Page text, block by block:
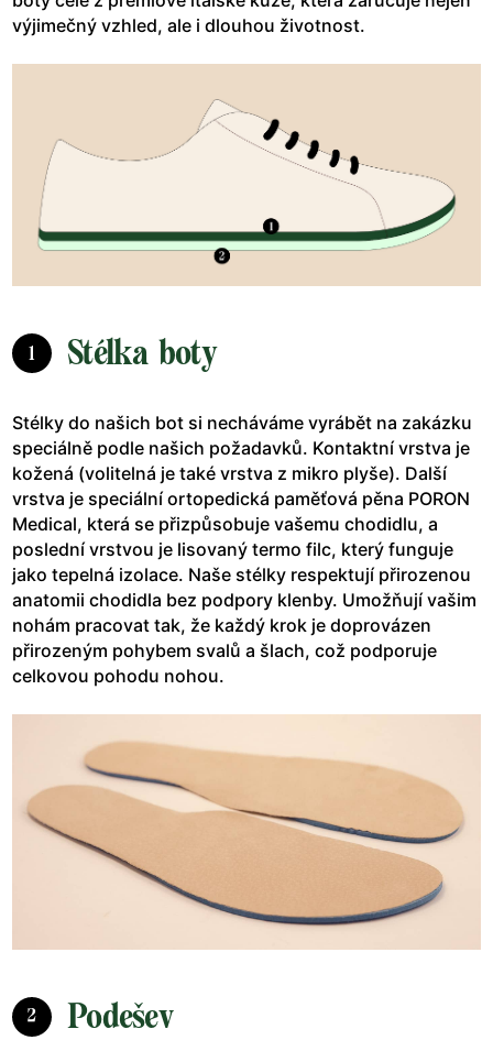
výjimečný vzhled, ale i dlouhou životnost.
1 Stélka boty
Stélky do našich bot si necháváme vyrábět na zakázku
speciálně podle našich požadavků. Kontaktní vrstva je
kožená (volitelná je také vrstva z mikro plyše). Další
vrstva je speciální ortopedická paměťová pěna PORON
Medical, která se přizpůsobuje vašemu chodidlu, a
poslední vrstvou je lisovaný termo filc, který funguje
jako tepelná izolace. Naše stélky respektují přirozenou
anatomii chodidla bez podpory klenby. Umožňují vašim
nohám pracovat tak, že každý krok je doprovázen
přirozeným pohybem svalů a šlach, což podporuje
celkovou pohodu nohou.
2 Podešev